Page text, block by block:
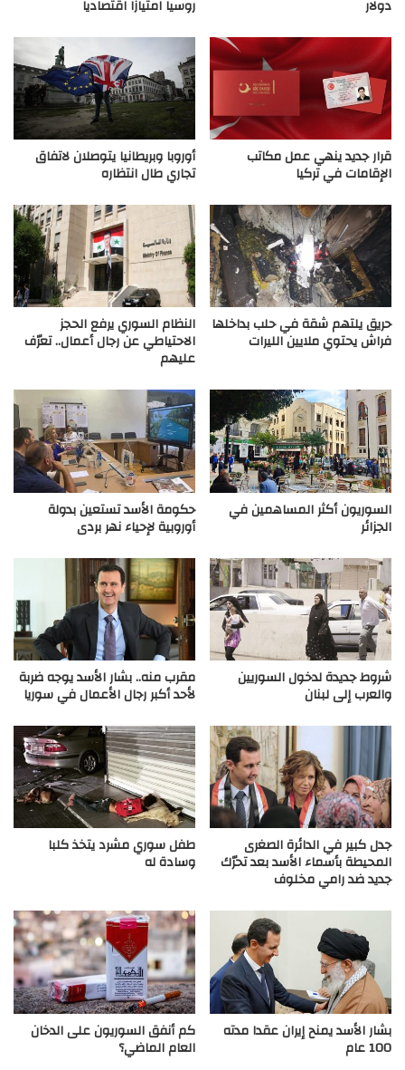
دولار روسيا امتيازا اقتصاديا
قرار جديد ينهي عمل مكاتب
الإقامات في تركيا
أوروبا وبريطانيا يتوصلان لاتفاق
تجاري طال انتظاره
حريق يلتهم شقة في حلب بداخلها
فراش يحتوي ملايين الليرات
النظام السوري يرفع الحجز
الاحتياطي عن رجال أعمال.. تعرّف
عليهم
السوريون أكثر المساهمين في
الجزائر
حكومة الأسد تستعين بدولة
أوروبية لإحياء نهر بردى
شروط جديدة لدخول السوريين
والعرب إلى لبنان
مقرب منه.. بشار الأسد يوجه ضربة
لأحد أكبر رجال الأعمال في سوريا
جدل كبير في الدائرة الصغرى
المحيطة بأسماء الأسد بعد تحرّك
جديد ضد رامي مخلوف
طفل سوري مشرد يتخذ كلبا
وسادة له
بشار الأسد يمنح إيران عقدا مدته
100 عام
كم أنفق السوريون على الدخان
العام الماضي؟